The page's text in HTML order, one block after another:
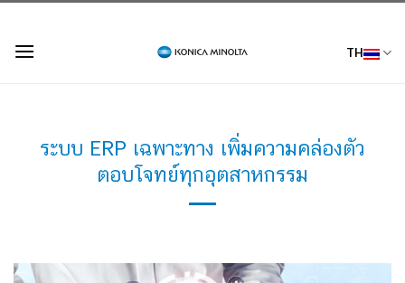
content
TH
ระบบ ERP เฉพาะทาง เพิ่มความคล่องตัว
ตอบโจทย์ทุกอุตสาหกรรม